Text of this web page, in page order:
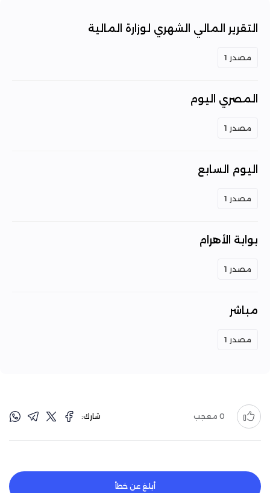
التقرير المالي الشهري لوزارة المالية
مصدر 1
المصري اليوم
مصدر 1
اليوم السابع
مصدر 1
بوابة الأهرام
مصدر 1
مباشر
مصدر 1
0 معجب شارك:
أبلغ عن خطأ